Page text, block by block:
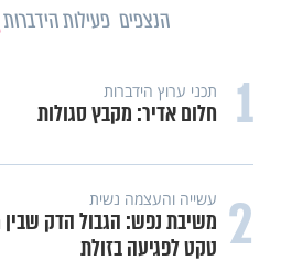
הנצפים פעילות הידברות
1 תכני ערוץ הידברות
חלום אדיר: מקבץ סגולות
2 עשייה והעצמה נשית
משיבת נפש: הגבול הדק שבין
טקט לפגיעה בזולת